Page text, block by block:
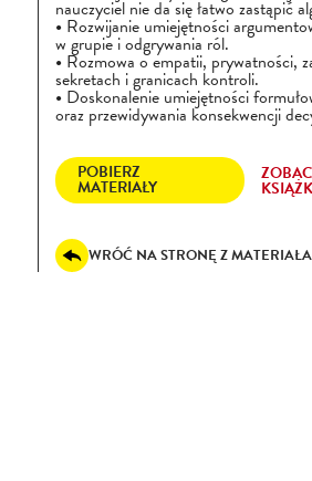
nauczyciel nie da się łatwo zastąpić
Rozwijanie umiejętności
w grupie i odgrywania ról.
Rozmowa o empatii, prywatności,
sekretach i granicach kontroli.
Doskonalenie umiejętności
oraz przewidywania konsekwencji
POBIERZ
MATERIAŁY
WRÓĆ NA STRONĘ Z